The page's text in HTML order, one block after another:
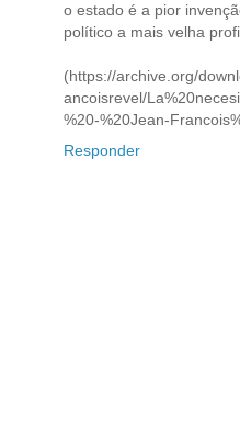
o estado é a pior
político a mais velha
(https://archive.org/
ancoisrevel/
%20-%20Jean-
Responder